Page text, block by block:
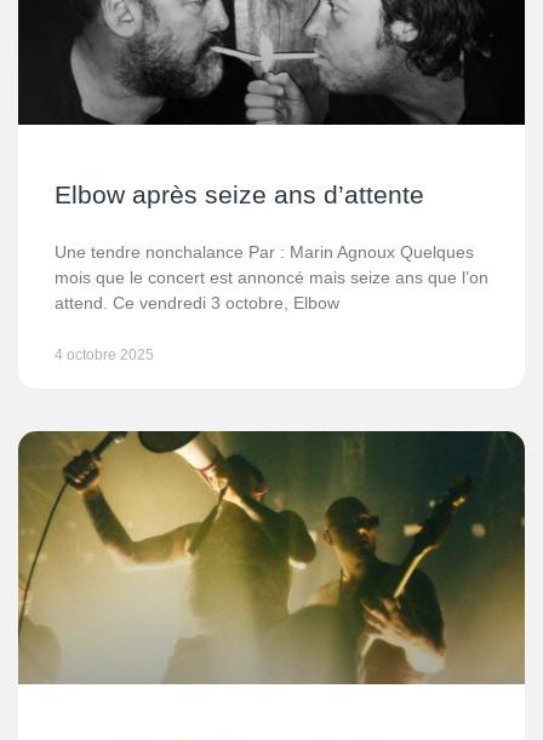
Elbow après seize ans d’attente
Une tendre nonchalance Par : Marin Agnoux Quelques
mois que le concert est annoncé mais seize ans que l’on
attend. Ce vendredi 3 octobre, Elbow
4 octobre 2025